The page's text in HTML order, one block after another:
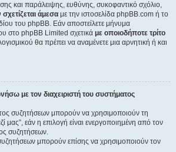
και παράλειψης, ευθύνης, συκοφαντικό σχόλιο,
σχετίζεται άμεσα με την ιστοσελίδα phpBB.com ή το
του phpBB. Εάν αποστείλετε μήνυμα
στο phpBB Limited σχετικά με οποιοδήποτε τρίτο
θα πρέπει να αναμένετε μια αρνητική ή και
με τον διαχειριστή του συστήματος
συζητήσεων μπορούν να χρησιμοποιούν τη
μας”, εάν η επιλογή είναι ενεργοποιημένη από τον
συζητήσεων.
μπορούν επίσης να χρησιμοποιούν τον